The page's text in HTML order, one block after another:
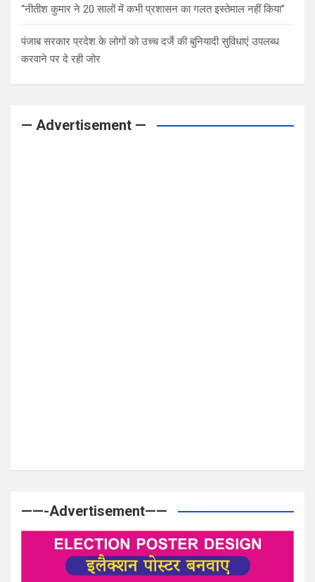
“नीतीश कुमार ने 20 सालों में कभी प्रशासन का गलत इस्तेमाल नहीं किया”
पंजाब सरकार प्रदेश के लोगों को उच्च दर्जे की बुनियादी सुविधाएं उपलब्ध
करवाने पर दे रही जोर
— Advertisement —
——-Advertisement——